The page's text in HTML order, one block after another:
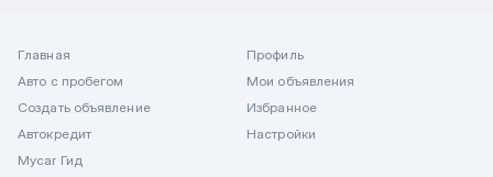
Главная
Авто с пробегом
Создать объявление
Автокредит
Mycar Гид
Профиль
Мои объявления
Избранное
Настройки